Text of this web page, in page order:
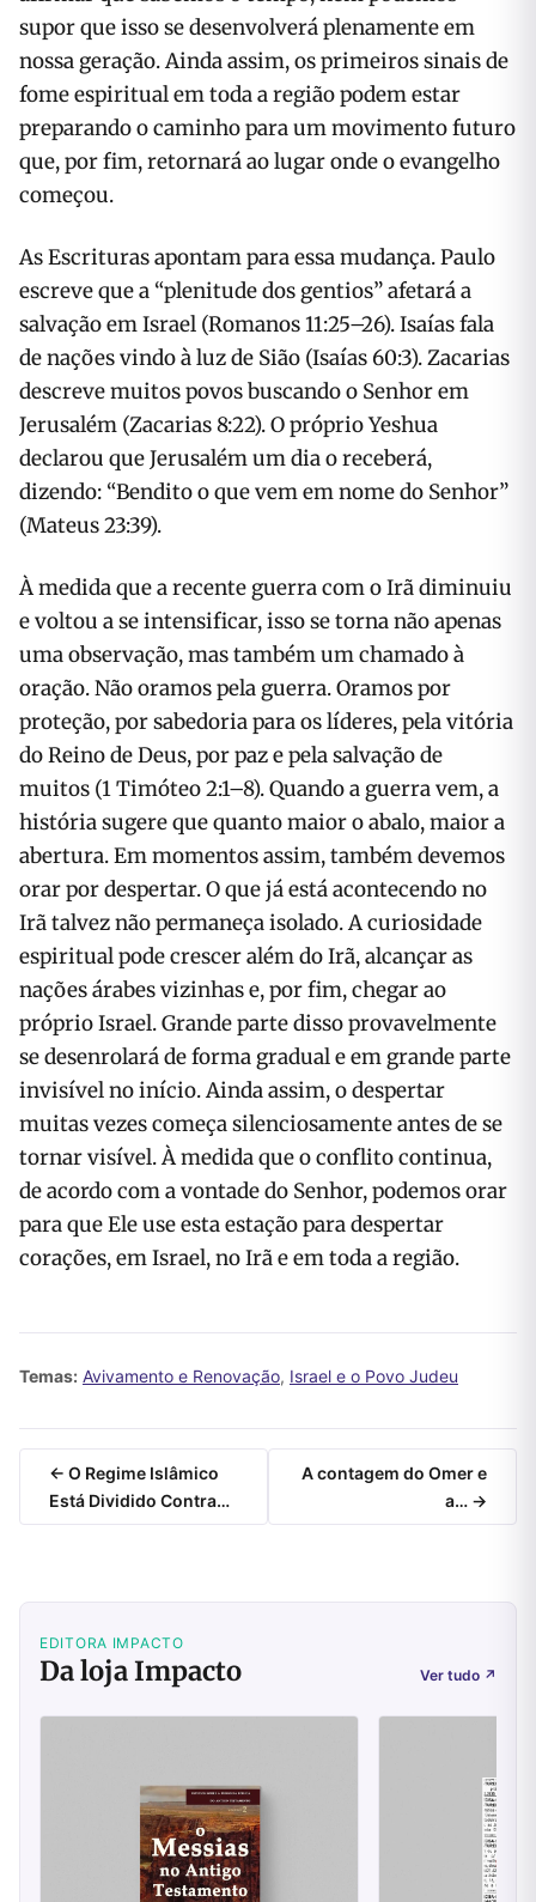
supor que isso se desenvolverá plenamente em
nossa geração. Ainda assim, os primeiros sinais de
fome espiritual em toda a região podem estar
preparando o caminho para um movimento futuro
que, por fim, retornará ao lugar onde o evangelho
começou.
As Escrituras apontam para essa mudança. Paulo
escreve que a “plenitude dos gentios” afetará a
salvação em Israel (Romanos 11:25–26). Isaías fala
de nações vindo à luz de Sião (Isaías 60:3). Zacarias
descreve muitos povos buscando o Senhor em
Jerusalém (Zacarias 8:22). O próprio Yeshua
declarou que Jerusalém um dia o receberá,
dizendo: “Bendito o que vem em nome do Senhor”
(Mateus 23:39).
À medida que a recente guerra com o Irã diminuiu
e voltou a se intensificar, isso se torna não apenas
uma observação, mas também um chamado à
oração. Não oramos pela guerra. Oramos por
proteção, por sabedoria para os líderes, pela vitória
do Reino de Deus, por paz e pela salvação de
muitos (1 Timóteo 2:1–8). Quando a guerra vem, a
história sugere que quanto maior o abalo, maior a
abertura. Em momentos assim, também devemos
orar por despertar. O que já está acontecendo no
Irã talvez não permaneça isolado. A curiosidade
espiritual pode crescer além do Irã, alcançar as
nações árabes vizinhas e, por fim, chegar ao
próprio Israel. Grande parte disso provavelmente
se desenrolará de forma gradual e em grande parte
invisível no início. Ainda assim, o despertar
muitas vezes começa silenciosamente antes de se
tornar visível. À medida que o conflito continua,
de acordo com a vontade do Senhor, podemos orar
para que Ele use esta estação para despertar
corações, em Israel, no Irã e em toda a região.
Temas: Avivamento e Renovação, Israel e o Povo Judeu
← O Regime Islâmico
Está Dividido Contra…
A contagem do Omer e
a… →
EDITORA IMPACTO
Da loja Impacto Ver tudo ↗